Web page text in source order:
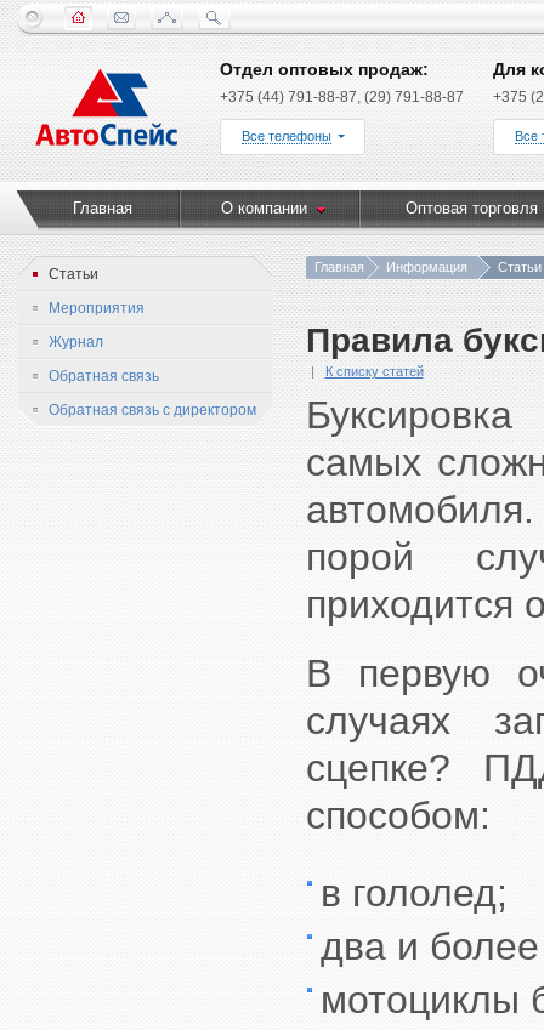
Отдел оптовых продаж:
+375 (44) 791-88-87, (29) 791-88-87
Все телефоны
Для
+375
Все
Главная О компании Оптовая торговля
Статьи
Мероприятия
Журнал
Обратная связь
Обратная связь с директором
Главная Информация Статьи
Правила
К списку статей
самых
порой
приходится
В первую
случаях
сцепке?
способом:
в гололед;
два и
мотоциклы